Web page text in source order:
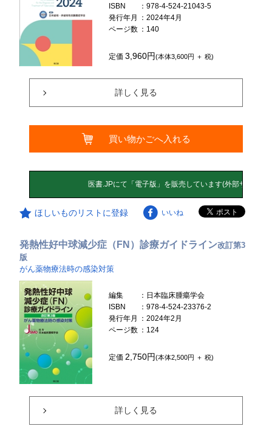
ISBN
：978-4-524-21043-5
発行年月
：2024年4月
ページ数 ：140
定価3,960円(本体3,600円 ＋ 税)
詳しく見る
買い物かごへ入れる
ほしいものリストに登録 いいね
発熱性好中球減少症（FN）診療ガイドライン改訂第3
版
がん薬物療法時の感染対策
編集
：日本臨床腫瘍学会
ISBN
：978-4-524-23376-2
発行年月
：2024年2月
ページ数 ：124
定価 2,750円(本体2,500円 ＋ 税)
詳しく見る